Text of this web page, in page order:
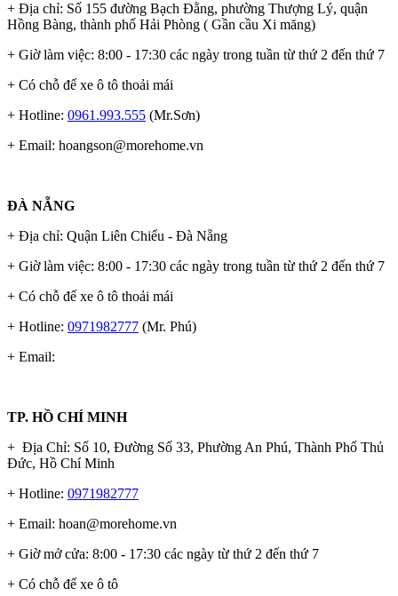
+ Địa chỉ: Số 155 đường Bạch Đằng, phường Thượng Lý, quận
Hồng Bàng, thành phố Hải Phòng ( Gần cầu Xi măng)
+ Giờ làm việc: 8:00 - 17:30 các ngày trong tuần từ thứ 2 đến thứ 7
+ Có chỗ để xe ô tô thoải mái
+ Hotline: 0961.993.555 (Mr.Sơn)
+ Email: hoangson@morehome.vn
ĐÀ NẴNG
+ Địa chỉ: Quận Liên Chiểu - Đà Nẵng
+ Giờ làm việc: 8:00 - 17:30 các ngày trong tuần từ thứ 2 đến thứ 7
+ Có chỗ để xe ô tô thoải mái
+ Hotline: 0971982777 (Mr. Phú)
+ Email:
TP. HỒ CHÍ MINH
+ Địa Chỉ: Số 10, Đường Số 33, Phường An Phú, Thành Phố Thủ
Đức, Hồ Chí Minh
+ Hotline: 0971982777
+ Email: hoan@morehome.vn
+ Giờ mở cửa: 8:00 - 17:30 các ngày từ thứ 2 đến thứ 7
+ Có chỗ để xe ô tô